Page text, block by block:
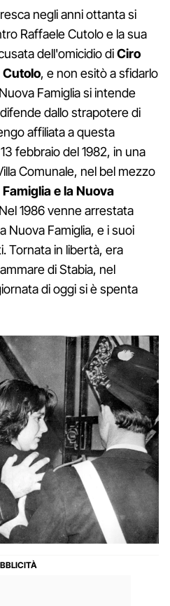
negli anni ottanta si
Raffaele Cutolo e la sua
dell'omicidio diCiro
Cutolo, e non esitò a sfidarlo
Famiglia si intende
dallo strapotere di
affiliata a questa
febbraio del 1982, in una
Comunale, nel bel mezzo
e la Nuova
1986 venne arrestata
Nuova Famiglia, e i suoi
Tornata in libertà, era
di Stabia, nel
di oggi si è spenta